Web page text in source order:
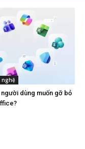
nghệ
người dùng muốn gỡ bỏ